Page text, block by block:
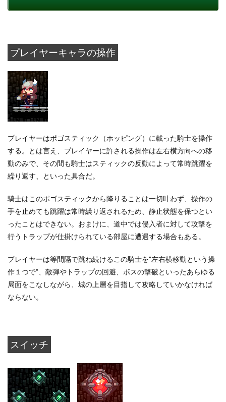
プレイヤーキャラの操作
プレイヤーはポゴスティック（ホッピング）に載った騎士を操作
する。とは言え、プレイヤーに許される操作は左右横方向への移
動のみで、その間も騎士はスティックの反動によって常時跳躍を
繰り返す、といった具合だ。
騎士はこのポゴスティックから降りることは一切叶わず、操作の
手を止めても跳躍は常時繰り返されるため、静止状態を保つとい
ったことはできない。おまけに、道中では侵入者に対して攻撃を
行うトラップが仕掛けられている部屋に遭遇する場合もある。
プレイヤーは等間隔で跳ね続けるこの騎士を”左右横移動という操
作１つで”、敵弾やトラップの回避、ボスの撃破といったあらゆる
局面をこなしながら、城の上層を目指して攻略していかなければ
ならない。
スイッチ